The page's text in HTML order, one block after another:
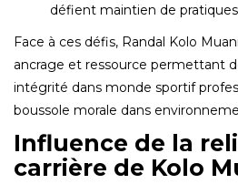
défient maintien de
Face à ces défis, Randal Kolo
ancrage et ressource permettant
intégrité dans monde sportif
boussole morale dans
Influence de la
carrière de Kolo